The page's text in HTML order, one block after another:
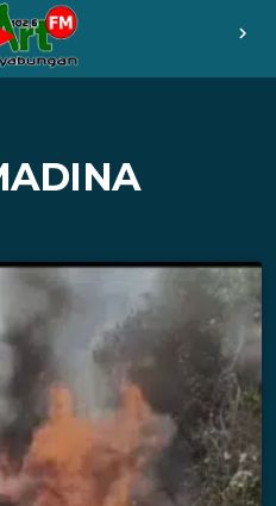
chevron_right